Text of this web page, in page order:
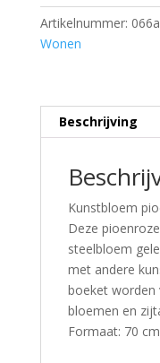
Artikelnummer:
Wonen
Beschrijving
Kunstbloem
Deze
steelbloem
met andere
boeket worden
bloemen en
Formaat: 70